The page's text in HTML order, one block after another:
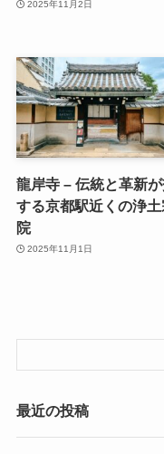
2025年11月2日
龍岸寺 – 伝統と革新
する京都駅近くの浄
院
2025年11月1日
最近の投稿